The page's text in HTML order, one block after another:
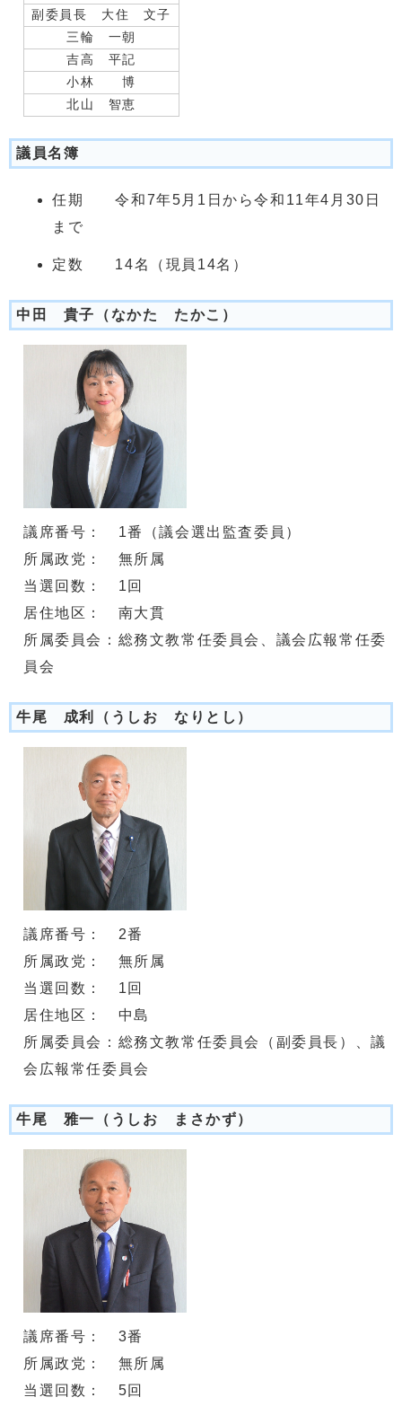
副委員長 大住 文子
三輪 一朝
吉高 平記
小林 博
北山 智恵
議員名簿
任期 令和7年5月1日から令和11年4月30日
まで
定数 14名（現員14名）
中田 貴子（なかた たかこ）
議席番号： 1番（議会選出監査委員）
所属政党： 無所属
当選回数： 1回
居住地区： 南大貫
所属委員会：総務文教常任委員会、議会広報常任委
員会
牛尾 成利（うしお なりとし）
議席番号： 2番
所属政党： 無所属
当選回数： 1回
居住地区： 中島
所属委員会：総務文教常任委員会（副委員長）、議
会広報常任委員会
牛尾 雅一（うしお まさかず）
議席番号： 3番
所属政党： 無所属
当選回数： 5回